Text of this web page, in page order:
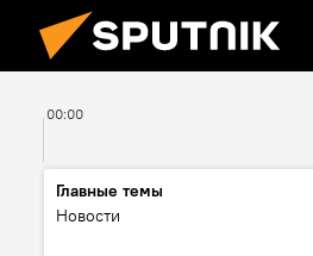
00:00
Главные темы
Новости